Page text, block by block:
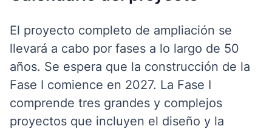
El proyecto completo de ampliación se
llevará a cabo por fases a lo largo de 50
años. Se espera que la construcción de la
Fase I comience en 2027. La Fase I
comprende tres grandes y complejos
proyectos que incluyen el diseño y la